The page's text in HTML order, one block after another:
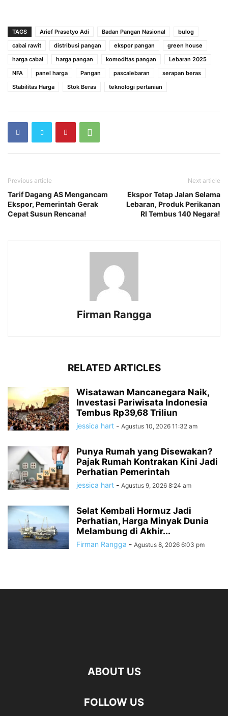
TAGS Arief Prasetyo Adi Badan Pangan Nasional
bulog
cabai rawit
distribusi pangan ekspor pangan
green house
harga cabai
harga pangan komoditas pangan
Lebaran 2025
NFA
panel harga Pangan pascalebaran
serapan beras
Stabilitas Harga
Stok Beras teknologi pertanian
Previous article
Tarif Dagang AS Mengancam
Ekspor, Pemerintah Gerak
Cepat Susun Rencana!
Next article
Ekspor Tetap Jalan Selama
Lebaran, Produk Perikanan
RI Tembus 140 Negara!
Firman Rangga
RELATED ARTICLES
Wisatawan Mancanegara Naik,
Investasi Pariwisata Indonesia
Tembus Rp39,68 Triliun
jessica hart - Agustus 10, 2026 11:32 am
Punya Rumah yang Disewakan?
Pajak Rumah Kontrakan Kini Jadi
Perhatian Pemerintah
jessica hart - Agustus 9, 2026 8:24 am
Selat Kembali Hormuz Jadi
Perhatian, Harga Minyak Dunia
Melambung di Akhir...
Firman Rangga - Agustus 8, 2026 6:03 pm
ABOUT US
FOLLOW US